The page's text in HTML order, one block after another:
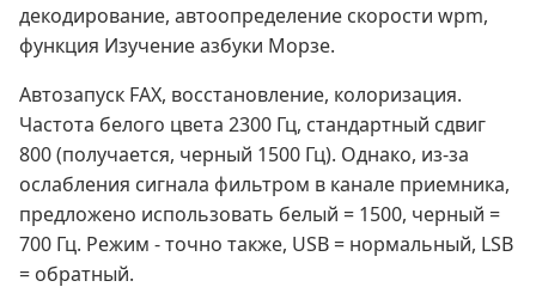
декодирование, автоопределение скорости wpm,
функция Изучение азбуки Морзе.
Автозапуск FAX, восстановление, колоризация.
Частота белого цвета 2300 Гц, стандартный сдвиг
800 (получается, черный 1500 Гц). Однако, из-за
ослабления сигнала фильтром в канале приемника,
предложено использовать белый = 1500, черный =
700 Гц. Режим - точно также, USB = нормальный, LSB
= обратный.